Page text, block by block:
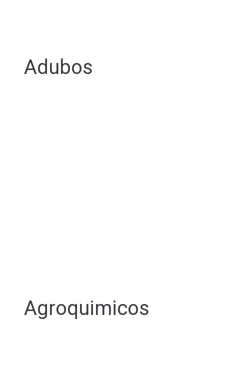
Adubos
Agroquimicos